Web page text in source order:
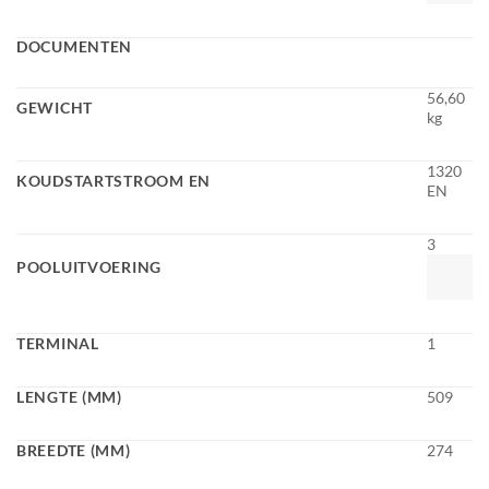
DOCUMENTEN
GEWICHT
56,60
kg
KOUDSTARTSTROOM EN
1320
EN
POOLUITVOERING
3
TERMINAL 1
LENGTE (MM) 509
BREEDTE (MM) 274